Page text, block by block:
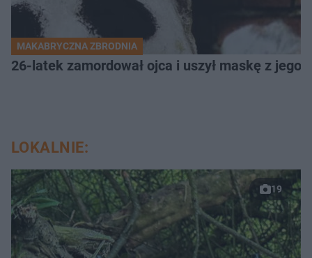
MAKABRYCZNA ZBRODNIA
26-latek zamordował ojca i uszył maskę z
LOKALNIE:
19